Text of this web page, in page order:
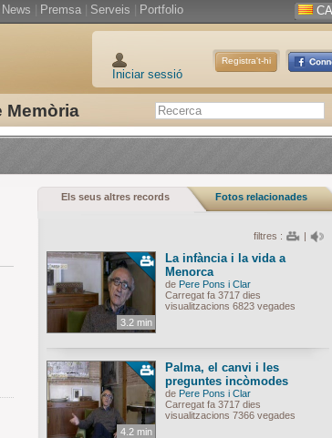
Memòria
News Premsa Serveis Portfolio CA
Iniciar sessió
Registra't-hi
Els seus altres records Fotos relacionades
filtres : |
3.2 min
La infància i la vida a
Menorca
de Pere Pons i Clar
Carregat fa 3717 dies
visualitzacions 6823 vegades
4.2 min
Palma, el canvi i les
preguntes incòmodes
de Pere Pons i Clar
Carregat fa 3717 dies
visualitzacions 7366 vegades